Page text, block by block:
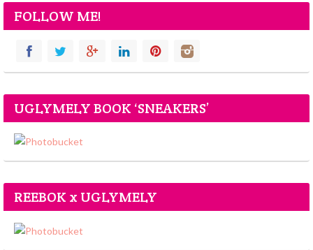
FOLLOW ME!
UGLYMELY BOOK ‘SNEAKERS’
REEBOK x UGLYMELY